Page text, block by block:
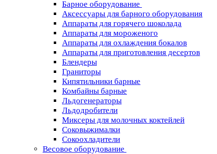
Барное оборудование
Аксессуары для барного оборудования
Аппараты для горячего шоколада
Аппараты для мороженого
Аппараты для охлаждения бокалов
Аппараты для приготовления десертов
Блендеры
Граниторы
Кипятильники барные
Комбайны барные
Льдогенераторы
Льдодробители
Миксеры для молочных коктейлей
Соковыжималки
Сокоохладители
Весовое оборудование